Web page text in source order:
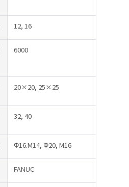
12, 16
6000
20×20, 25×25
32, 40
Φ16.M14, Φ20, M16
FANUC